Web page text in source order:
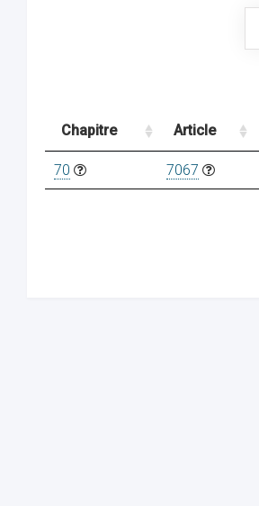
Chapitre Article
70 7067